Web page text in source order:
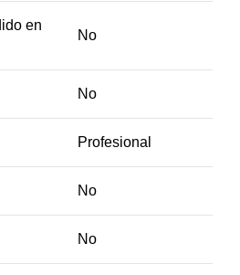
en
No
No
Profesional
No
No